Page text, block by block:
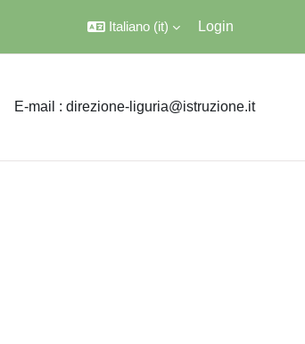
Italiano ‎(it)‎ Login
E-mail : direzione-liguria@istruzione.it